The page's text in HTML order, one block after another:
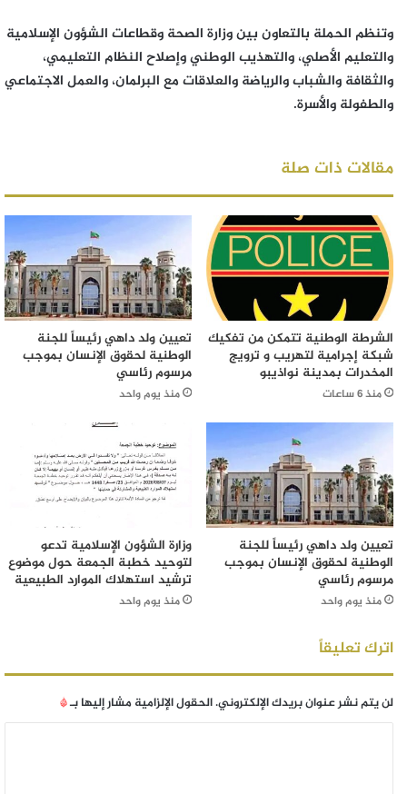
وتنظم الحملة بالتعاون بين وزارة الصحة وقطاعات الشؤون الإسلامية
والتعليم الأصلي، والتهذيب الوطني وإصلاح النظام التعليمي،
والثقافة والشباب والرياضة والعلاقات مع البرلمان، والعمل الاجتماعي
والطفولة والأسرة.
مقالات ذات صلة
الشرطة الوطنية تتمكن من تفكيك
شبكة إجرامية لتهريب و ترويج
المخدرات بمدينة نواذيبو
منذ 6 ساعات
تعيين ولد داهي رئيساً للجنة
الوطنية لحقوق الإنسان بموجب
مرسوم رئاسي
منذ يوم واحد
تعيين ولد داهي رئيساً للجنة
الوطنية لحقوق الإنسان بموجب
مرسوم رئاسي
منذ يوم واحد
وزارة الشؤون الإسلامية تدعو
لتوحيد خطبة الجمعة حول موضوع
ترشيد استهلاك الموارد الطبيعية
منذ يوم واحد
اترك تعليقاً
لن يتم نشر عنوان بريدك الإلكتروني.الحقول الإلزامية مشار إليها بـ*